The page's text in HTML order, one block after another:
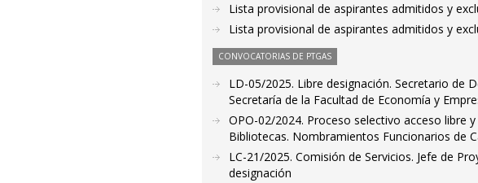
Lista provisional de aspirantes admitidos y
Lista provisional de aspirantes admitidos y
CONVOCATORIAS DE PTGAS
LD-05/2025. Libre designación. Secretario de
Secretaría de la Facultad de Economía y
OPO-02/2024. Proceso selectivo acceso libre
Bibliotecas. Nombramientos Funcionarios de
LC-21/2025. Comisión de Servicios. Jefe de
designación